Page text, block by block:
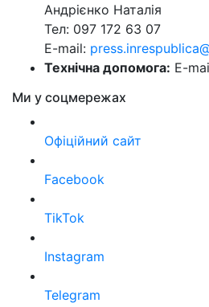
Андрієнко Наталія
Тел: 097 172 63 07
E-mail:
Технічна допомога: E-
Ми у соцмережах
Офіційний сайт
Facebook
TikTok
Instagram
Telegram